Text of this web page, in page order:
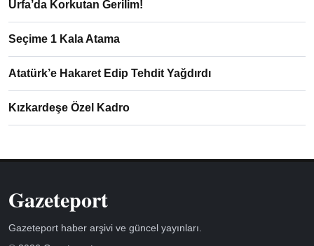
Urfa’da Korkutan Gerilim!
Seçime 1 Kala Atama
Atatürk’e Hakaret Edip Tehdit Yağdırdı
Kızkardeşe Özel Kadro
Gazeteport
Gazeteport haber arşivi ve güncel yayınları.